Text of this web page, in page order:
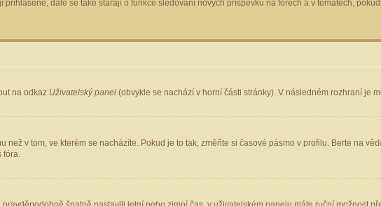
dále se také starají o funkce sledování nových příspěvků na fórech a v tématech,
na odkaz Uživatelský panel (obvykle se nachází v horní části stránky). V následném rozhraní je
v tom, ve kterém se nacházíte. Pokud je to tak, změňte si časové pásmo v profilu. Berte na
fóra.